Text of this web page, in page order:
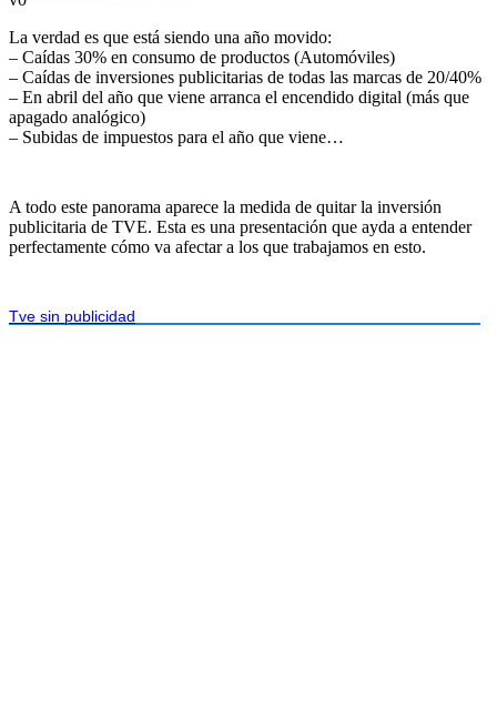
La verdad es que está siendo una año movido:
– Caídas 30% en consumo de productos (Automóviles)
– Caídas de inversiones publicitarias de todas las marcas de 20/40%
– En abril del año que viene arranca el encendido digital (más que
apagado analógico)
– Subidas de impuestos para el año que viene…
A todo este panorama aparece la medida de quitar la inversión
publicitaria de TVE. Esta es una presentación que ayda a entender
perfectamente cómo va afectar a los que trabajamos en esto.
Tve sin publicidad